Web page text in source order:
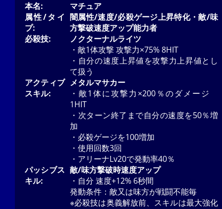
本名:
マチュア
属性/タイ
プ:
闇属性/速度/必殺ゲージ上昇特化・敵/味
方撃破速度アップ能力者
必殺技:
ノクターナルライツ
・敵1体攻撃 攻撃力×75% 8HIT
・自分の速度上昇値を攻撃力上昇値とし
て扱う
アクティブ
スキル:
メタルマサカー
・敵1体に攻撃力×200％のダメージ
1HIT
・次ターン終了まで自分の速度を50％増
加
・必殺ゲージを100増加
・使用回数3回
・アリーナLv20で発動率40％
パッシブス
キル:
敵/味方撃破時速度アップ
・自分 速度+12% 6秒間
発動条件：敵又は味方が戦闘不能毎
※必殺技は奥義解放前、スキルは最大強化